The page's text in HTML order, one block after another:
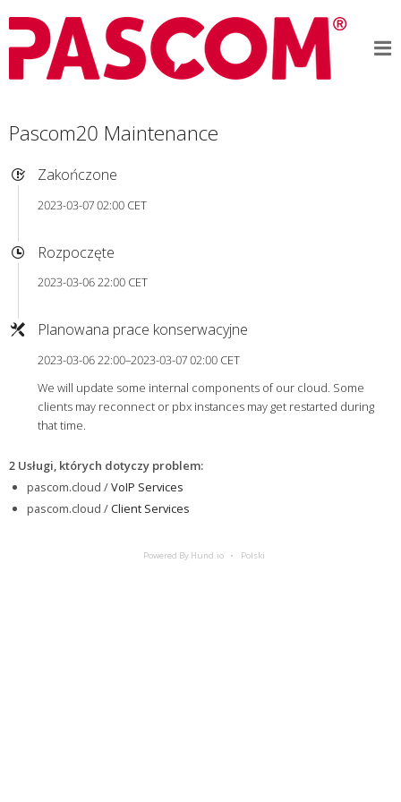
Pascom20 Maintenance
Zakończone
2023-03-07 02:00 CET
Rozpoczęte
2023-03-06 22:00 CET
Planowana prace konserwacyjne
2023-03-06 22:00–2023-03-07 02:00 CET
We will update some internal components of our cloud. Some
clients may reconnect or pbx instances may get restarted during
that time.
2 Usługi, których dotyczy problem:
pascom.cloud /VoIP Services
pascom.cloud /Client Services
Powered By Hund.io Polski